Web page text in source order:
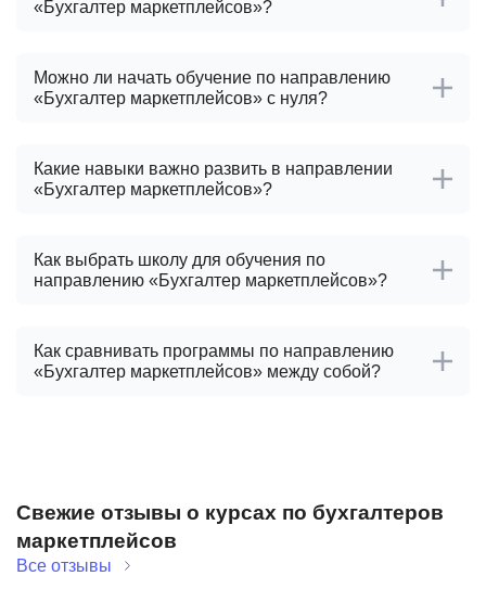
«Бухгалтер маркетплейсов»?
Можно ли начать обучение по направлению
«Бухгалтер маркетплейсов» с нуля?
Какие навыки важно развить в направлении
«Бухгалтер маркетплейсов»?
Как выбрать школу для обучения по
направлению «Бухгалтер маркетплейсов»?
Как сравнивать программы по направлению
«Бухгалтер маркетплейсов» между собой?
Свежие отзывы о курсах по бухгалтеров
маркетплейсов
Все отзывы